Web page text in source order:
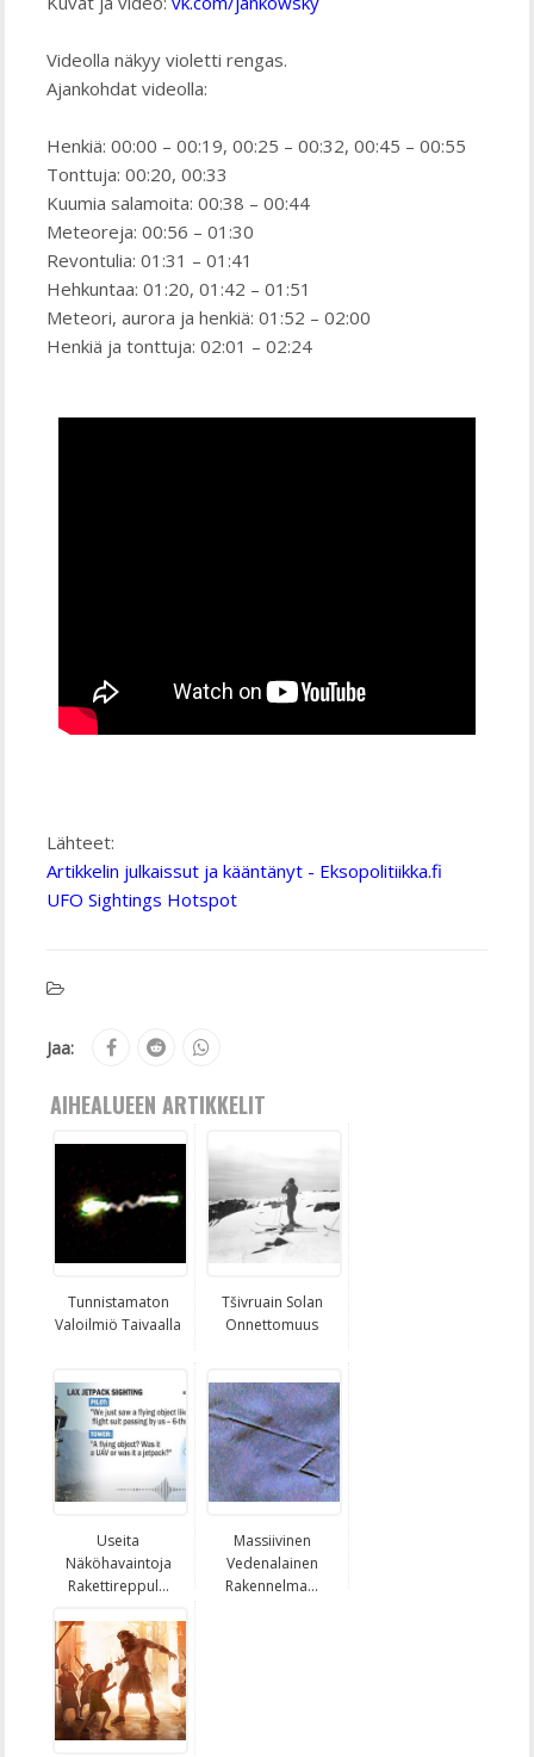
Videolla näkyy violetti rengas.
Ajankohdat videolla:
Henkiä: 00:00 – 00:19, 00:25 – 00:32, 00:45 – 00:55
Tonttuja: 00:20, 00:33
Kuumia salamoita: 00:38 – 00:44
Meteoreja: 00:56 – 01:30
Revontulia: 01:31 – 01:41
Hehkuntaa: 01:20, 01:42 – 01:51
Meteori, aurora ja henkiä: 01:52 – 02:00
Henkiä ja tonttuja: 02:01 – 02:24
Lähteet:
Artikkelin julkaissut ja kääntänyt - Eksopolitiikka.fi
UFO Sightings Hotspot
Jaa:
AIHEALUEEN ARTIKKELIT
Tunnistamaton
Valoilmiö Taivaalla
Tšivruain Solan
Onnettomuus
Useita
Näköhavaintoja
Rakettireppul...
Massiivinen
Vedenalainen
Rakennelma...